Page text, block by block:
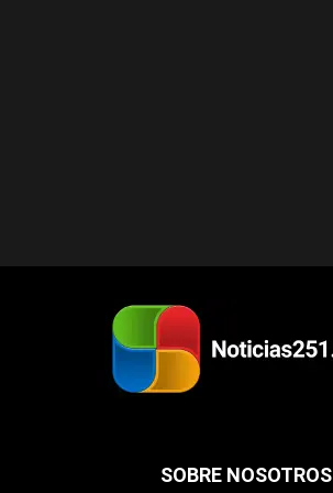
SOBRE NOSOTROS